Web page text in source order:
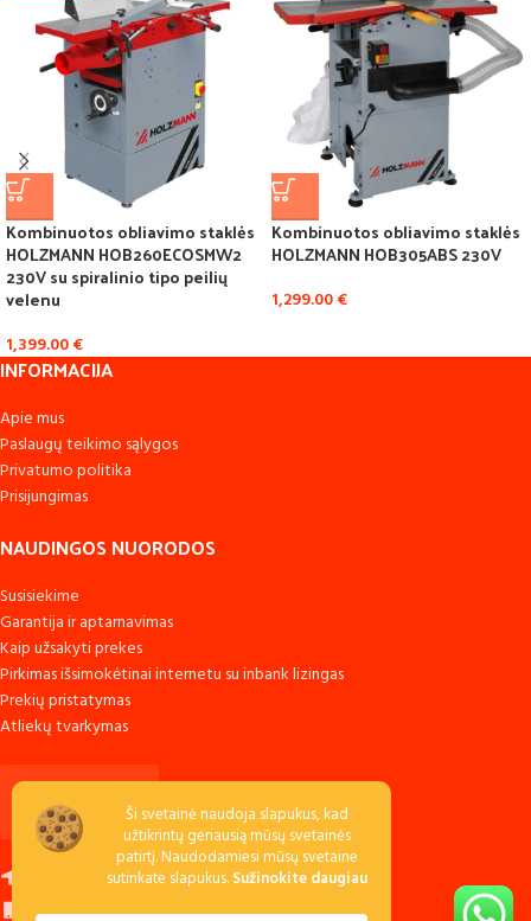
Kombinuotos obliavimo staklės
HOLZMANN HOB260ECOSMW2
230V su spiralinio tipo peilių
velenu
1,399.00€
Kombinuotos obliavimo staklės
HOLZMANN HOB305ABS 230V
1,299.00€
INFORMACIJA
Apie mus
Paslaugų teikimo sąlygos
Privatumo politika
Prisijungimas
NAUDINGOS NUORODOS
Susisiekime
Garantija ir aptarnavimas
Kaip užsakyti prekes
Pirkimas išsimokėtinai internetu su inbank lizingas
Prekių pristatymas
Atliekų tvarkymas
Raudondvario k., LT-54138 Kauno r.
Skambinkite: +370 673 53040
Ši svetainė naudoja slapukus, kad
užtikrintų geriausią mūsų svetainės
patirtį. Naudodamiesi mūsų svetaine
sutinkate slapukus.Sužinokite daugiau